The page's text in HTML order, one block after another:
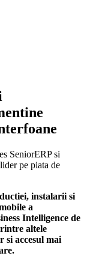
SeniorERP si
pe piata de
instalarii si
a
Intelligence de
altele
si accesul mai